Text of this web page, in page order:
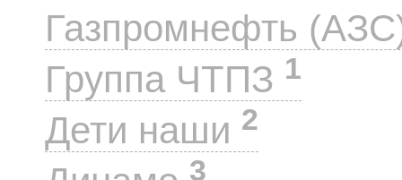
Газпромнефть
Группа ЧТПЗ 1
Дети наши 2
3